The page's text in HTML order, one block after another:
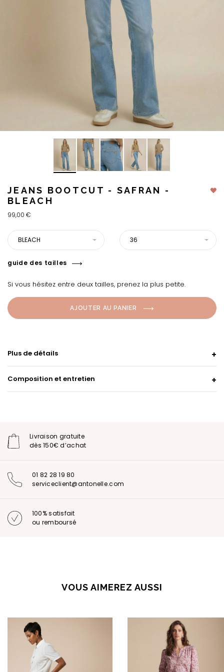
JEANS BOOTCUT - SAFRAN -
BLEACH
99,00 €
BLEACH 36
guide des tailles
Si vous hésitez entre deux tailles, prenez la plus petite.
AJOUTER AU PANIER
Plus de détails
Composition et entretien
Livraison gratuite
dès 150€ d’achat
01 82 28 19 80
serviceclient@antonelle.com
100% satisfait
ou remboursé
VOUS AIMEREZ AUSSI